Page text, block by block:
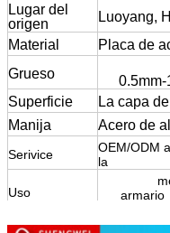
Lugar del
origen
Luoyang,
Material
Placa de
Grueso
0.5mm-
Superficie
La capa
Manija
Acero de
Serivice OEM/ODM
la
Uso armario